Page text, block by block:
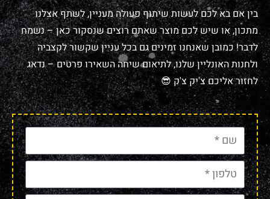
בין אם בא לכם לעשות שיתוף פעולה מעניין, לשתף אצלנו
מתכון, או שיש לכם מוצר שאתם רוצים שנסקור כאן – נשמח
לדבר! כמובן שאנחנו זמינים גם בכל עניין שקשור לקצביה
ולחנות האונליין שלנו, לתיאום שיחה השאירו פרטים – נדאג
לחזור אליכם צ'יק צ'ק 😎